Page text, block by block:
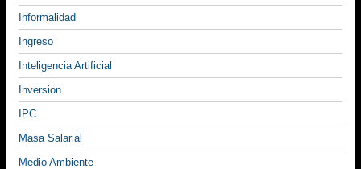
Informalidad
Ingreso
Inteligencia Artificial
Inversion
IPC
Masa Salarial
Medio Ambiente